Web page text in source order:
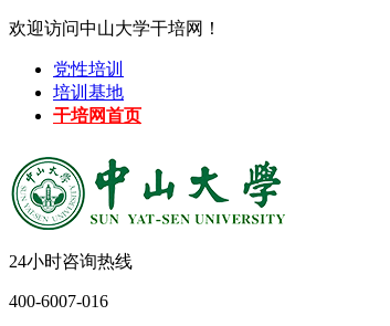
欢迎访问中山大学干培网！
党性培训
培训基地
干培网首页
24小时咨询热线
400-6007-016